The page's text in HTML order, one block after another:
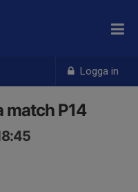
Logga in
match P14